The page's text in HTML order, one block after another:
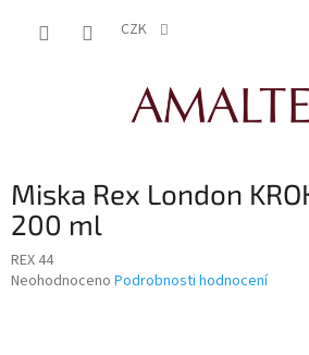
CZK
Miska Rex London
200 ml
REX 44
Průměrné
Neohodnoceno Podrobnosti hodnocení